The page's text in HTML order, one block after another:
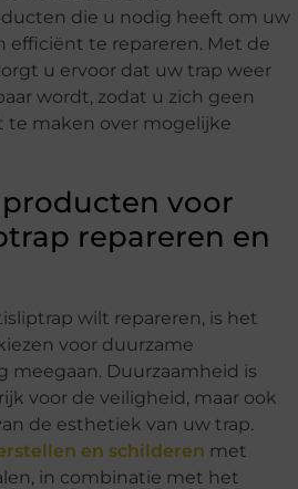
die u nodig heeft om uw
efficiënt te repareren. Met de
u ervoor dat uw trap weer
wordt, zodat u zich geen
te maken over mogelijke
voor
repareren en
wilt repareren, is het
voor duurzame
meegaan. Duurzaamheid is
voor de veiligheid, maar ook
de esthetiek van uw trap.
en schilderen met
in combinatie met het